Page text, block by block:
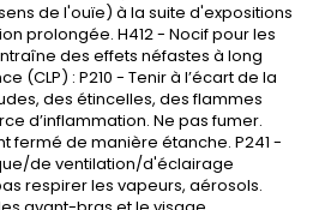
de l'ouïe) à la suite d'expositions
prolongée. H412 - Nocif pour les
des effets néfastes à long
(CLP) : P210 - Tenir à l’écart de la
des étincelles, des flammes
d’inflammation. Ne pas fumer.
fermé de manière étanche. P241 -
de ventilation/d'éclairage
respirer les vapeurs, aérosols.